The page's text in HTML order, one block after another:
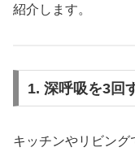
紹介します。
1. 深呼吸を3回
キッチンやリビング